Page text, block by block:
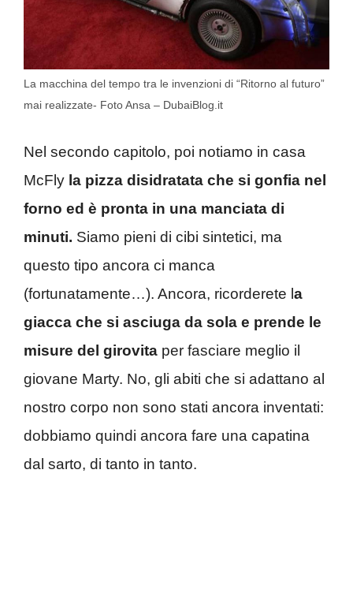
La macchina del tempo tra le invenzioni di “Ritorno al futuro”
mai realizzate- Foto Ansa – DubaiBlog.it
Nel secondo capitolo, poi notiamo in casa
McFly la pizza disidratata che si gonfia nel
forno ed è pronta in una manciata di
minuti. Siamo pieni di cibi sintetici, ma
questo tipo ancora ci manca
(fortunatamente…). Ancora, ricorderete l a
giacca che si asciuga da sola e prende le
misure del girovita per fasciare meglio il
giovane Marty. No, gli abiti che si adattano al
nostro corpo non sono stati ancora inventati:
dobbiamo quindi ancora fare una capatina
dal sarto, di tanto in tanto.